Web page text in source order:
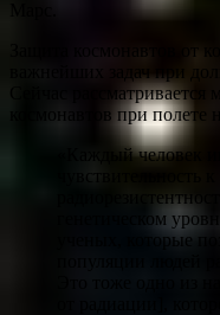
Защита космонавтов от
важнейших задач при
Сейчас
космонавтов при полете
«Каждый человек
генетическом
ученых, которые
популяции людей
Это тоже одно из
от радиации],